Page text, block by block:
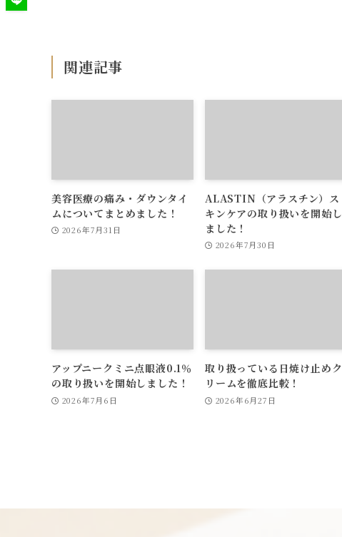
関連記事
美容医療の痛み・ダウンタイ
ムについてまとめました！
2026年7月31日
ALASTIN（アラスチン）ス
キンケアの取り扱いを開始し
ました！
2026年7月30日
アップニークミニ点眼液0.1％
の取り扱いを開始しました！
2026年7月6日
取り扱っている日焼け止めク
リームを徹底比較！
2026年6月27日